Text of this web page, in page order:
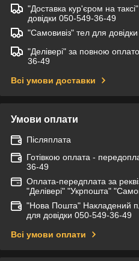
"Доставка кур'єром на
довідки 050-549-36-49
"Самовивіз" тел для
"Делівері" за повною
36-49
Всі умови доставки
Умови оплати
Післяплата
Готівкою оплата -
36-49
Оплата-передплата за
"Делівері" "Укрпошта"
"Нова Пошта" Накладений
для довідки 050-549-36-49
Всі умови оплати